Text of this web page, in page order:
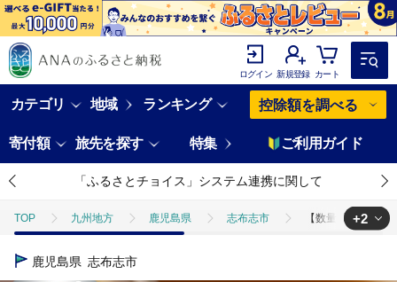
ログイン 新規登録 カート
カテゴリ 地域 ランキング 控除額を調べる
寄付額 旅先を探す 特集 ご利用ガイド
「ふるさとチョイス」システム連携に関して
TOP 九州地方 鹿児島県 志布志市 【数量限定】鹿
TOP
+2
鹿児島県 志布志市